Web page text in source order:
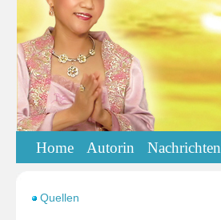
Home Autorin Nachrichten
Quellen